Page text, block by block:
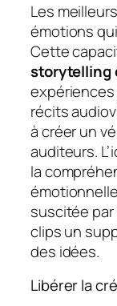
Les
émotions
Cette
storytelling
récits
à créer un
auditeurs.
la
suscitée
clips un
des idées.
Libérer la